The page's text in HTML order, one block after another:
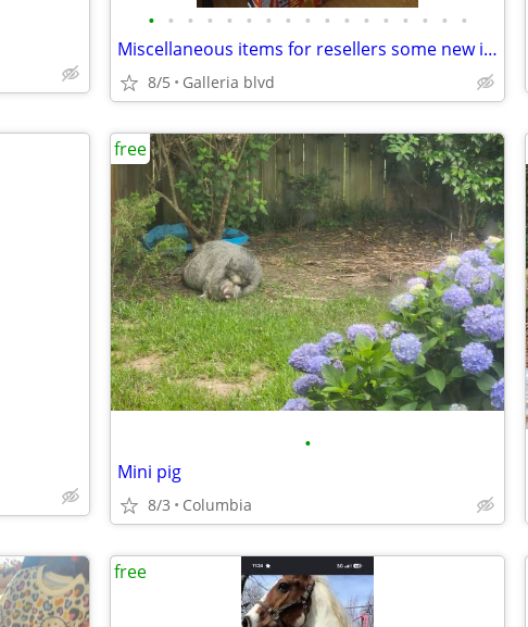
• • • • • • • • • • • • • • • • •
Miscellaneous items for resellers some new in package must take all
8/5 Galleria blvd
•
Mini pig
8/3 Columbia
free
free